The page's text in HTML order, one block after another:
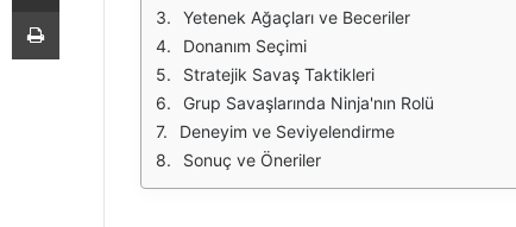
Yetenek Ağaçları ve Beceriler
Donanım Seçimi
Stratejik Savaş Taktikleri
Grup Savaşlarında Ninja'nın Rolü
Deneyim ve Seviyelendirme
Sonuç ve Öneriler